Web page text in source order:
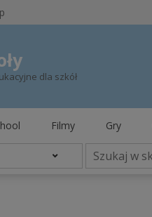
dla szkół
Filmy Gry